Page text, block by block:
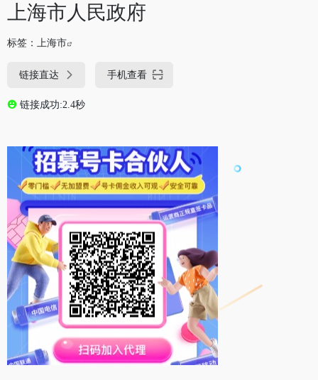
上海市人民政府
标签： 上海市
链接直达 手机查看
链接成功:2.4秒